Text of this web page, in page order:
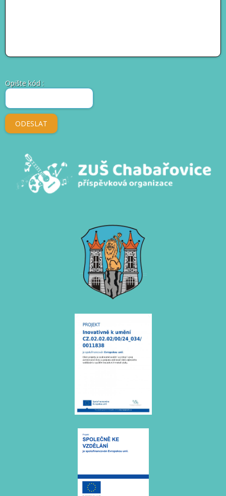
Opište kód :